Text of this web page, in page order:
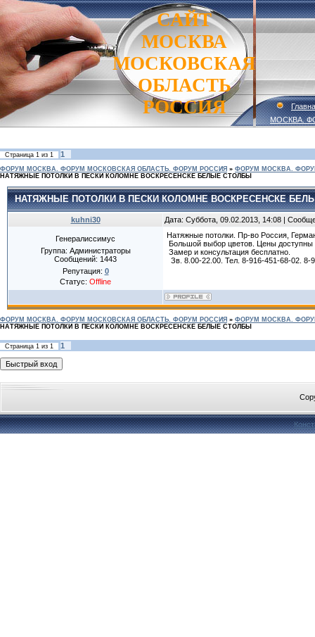
САЙТ
МОСКВА
МОСКОВСКАЯ
ОБЛАСТЬ
РОССИЯ
МОСКВА.
Страница 1 из 1 1
ФОРУМ МОСКВА. ФОРУМ МОСКОВСКАЯ ОБЛАСТЬ. ФОРУМ РОССИЯ » ФОРУМ МОСКВА.
НАТЯЖНЫЕ ПОТОЛКИ В ПЕСКИ КОЛОМНЕ ВОСКРЕСЕНСКЕ БЕЛЫЕ СТОЛБЫ
НАТЯЖНЫЕ ПОТОЛКИ В ПЕСКИ КОЛОМНЕ ВОСКРЕСЕНСКЕ
kuhni30 Дата: Суббота, 09.02.2013, 14:08 |
Генералиссимус
Группа: Администраторы
Сообщений: 1443
Репутация: 0
Статус: Offline
Натяжные потолки. Пр-во Россия,
Большой выбор цветов. Цены
Замер и консультация бесплатно.
Зв. 8.00-22.00. Тел. 8-916-451-68-02.
ФОРУМ МОСКВА. ФОРУМ МОСКОВСКАЯ ОБЛАСТЬ. ФОРУМ РОССИЯ » ФОРУМ МОСКВА.
НАТЯЖНЫЕ ПОТОЛКИ В ПЕСКИ КОЛОМНЕ ВОСКРЕСЕНСКЕ БЕЛЫЕ СТОЛБЫ
Страница 1 из 1 1